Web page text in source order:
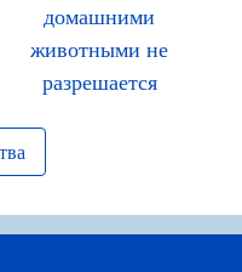
домашними
животными не
разрешается